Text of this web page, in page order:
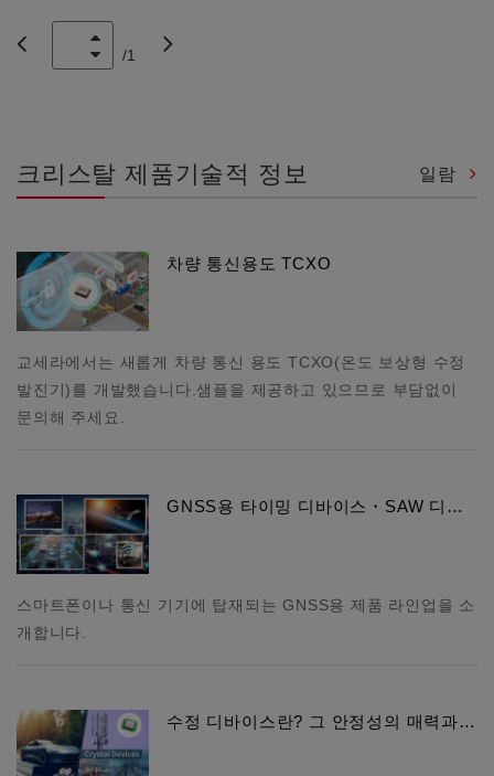
/1
크리스탈 제품기술적 정보 일람
차량 통신용도 TCXO
교세라에서는 새롭게 차량 통신 용도 TCXO(온도 보상형 수정
발진기)를 개발했습니다.샘플을 제공하고 있으므로 부담없이
문의해 주세요.
GNSS용 타이밍 디바이스・SAW 디…
스마트폰이나 통신 기기에 탑재되는 GNSS용 제품 라인업을 소
개합니다.
수정 디바이스란? 그 안정성의 매력과…